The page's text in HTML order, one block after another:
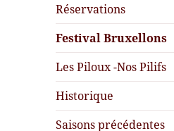
Réservations
Festival Bruxellons
Les Piloux -Nos Pilifs
Historique
Saisons précédentes